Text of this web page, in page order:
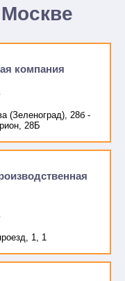
компания
(Зеленоград), 28б -
28Б
1, 1